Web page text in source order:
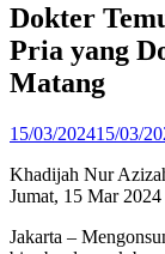
Dokter
Pria yang
Matang
Posted
15/03/202415/03/
Khadijah Nur
Jumat, 15 Mar
Jakarta –